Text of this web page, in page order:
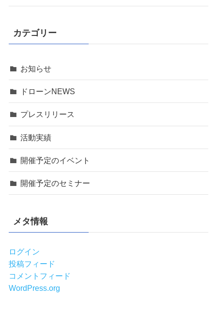
カテゴリー
お知らせ
ドローンNEWS
プレスリリース
活動実績
開催予定のイベント
開催予定のセミナー
メタ情報
ログイン
投稿フィード
コメントフィード
WordPress.org